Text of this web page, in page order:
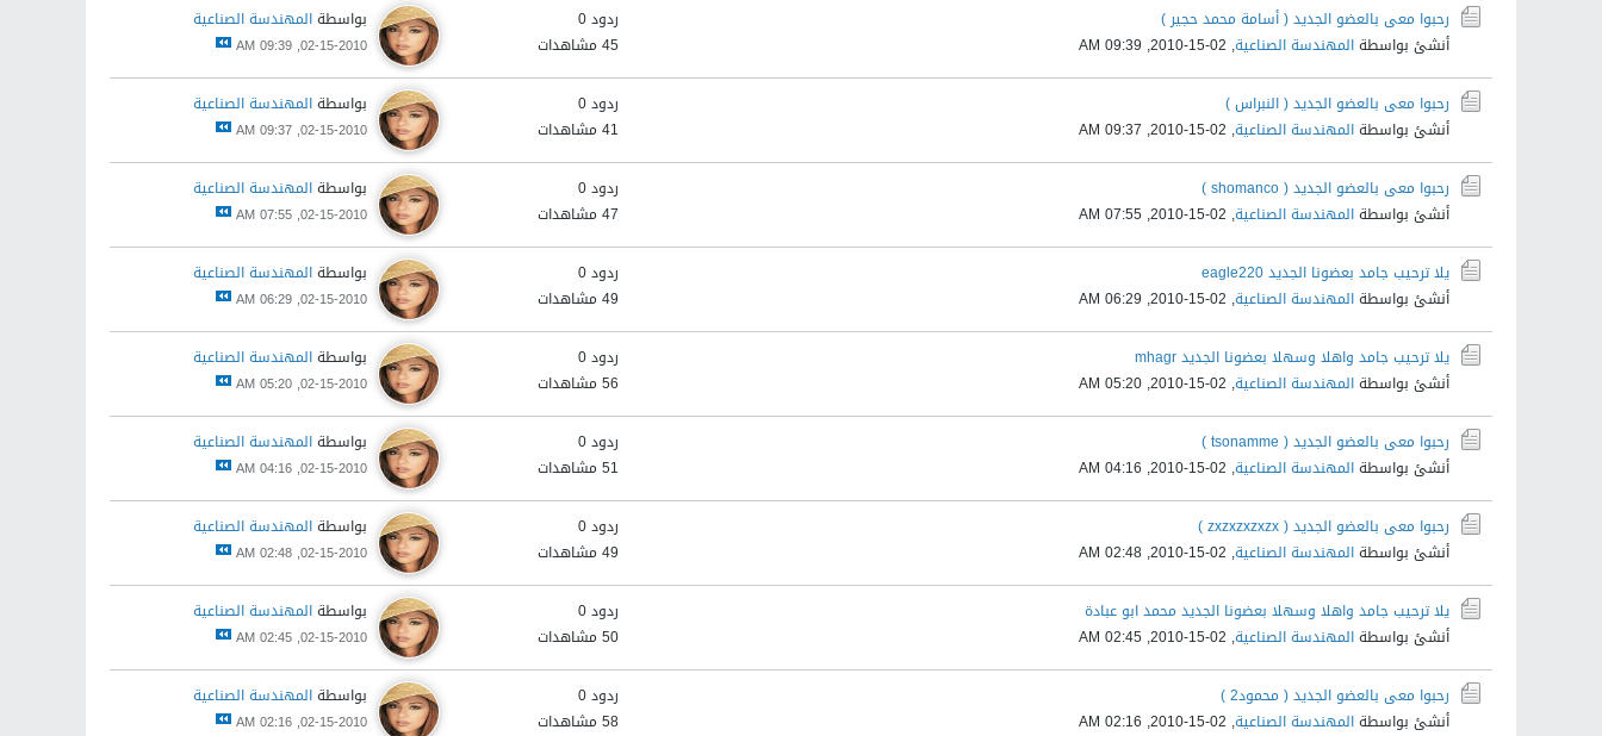
رحبوا معى بالعضو الجديد ( أسامة محمد حجير )
أنشئ بواسطةالمهندسة الصناعية,
02-15-2010, 09:39 AM
ردود 0
45 مشاهدات
بواسطةالمهندسة الصناعية
02-15-2010, 09:39 AM
رحبوا معى بالعضو الجديد ( النبراس )
أنشئ بواسطةالمهندسة الصناعية,
02-15-2010, 09:37 AM
ردود 0
41 مشاهدات
بواسطةالمهندسة الصناعية
02-15-2010, 09:37 AM
رحبوا معى بالعضو الجديد ( shomanco )
أنشئ بواسطةالمهندسة الصناعية,
02-15-2010, 07:55 AM
ردود 0
47 مشاهدات
بواسطةالمهندسة الصناعية
02-15-2010, 07:55 AM
يلا ترحيب جامد بعضونا الجديد eagle220
أنشئ بواسطةالمهندسة الصناعية,
02-15-2010, 06:29 AM
ردود 0
49 مشاهدات
بواسطةالمهندسة الصناعية
02-15-2010, 06:29 AM
يلا ترحيب جامد واهلا وسهلا بعضونا الجديد mhagr
أنشئ بواسطةالمهندسة الصناعية,
02-15-2010, 05:20 AM
ردود 0
56 مشاهدات
بواسطةالمهندسة الصناعية
02-15-2010, 05:20 AM
رحبوا معى بالعضو الجديد ( tsonamme )
أنشئ بواسطةالمهندسة الصناعية,
02-15-2010, 04:16 AM
ردود 0
51 مشاهدات
بواسطةالمهندسة الصناعية
02-15-2010, 04:16 AM
رحبوا معى بالعضو الجديد ( zxzxzxzxzx )
أنشئ بواسطةالمهندسة الصناعية,
02-15-2010, 02:48 AM
ردود 0
49 مشاهدات
بواسطةالمهندسة الصناعية
02-15-2010, 02:48 AM
يلا ترحيب جامد واهلا وسهلا بعضونا الجديد محمد ابو عبادة
أنشئ بواسطةالمهندسة الصناعية,
02-15-2010, 02:45 AM
ردود 0
50 مشاهدات
بواسطةالمهندسة الصناعية
02-15-2010, 02:45 AM
رحبوا معى بالعضو الجديد ( محمود2 )
أنشئ بواسطةالمهندسة الصناعية,
02-15-2010, 02:16 AM
ردود 0
58 مشاهدات
بواسطةالمهندسة الصناعية
02-15-2010, 02:16 AM